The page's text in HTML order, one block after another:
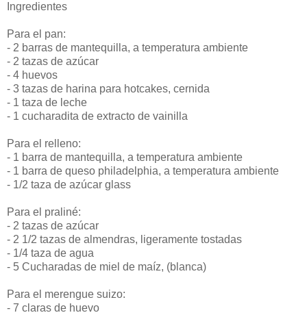
Ingredientes
Para el pan:
- 2 barras de mantequilla, a temperatura ambiente
- 2 tazas de azúcar
- 4 huevos
- 3 tazas de harina para hotcakes, cernida
- 1 taza de leche
- 1 cucharadita de extracto de vainilla
Para el relleno:
- 1 barra de mantequilla, a temperatura ambiente
- 1 barra de queso philadelphia, a temperatura ambiente
- 1/2 taza de azúcar glass
Para el praliné:
- 2 tazas de azúcar
- 2 1/2 tazas de almendras, ligeramente tostadas
- 1/4 taza de agua
- 5 Cucharadas de miel de maíz, (blanca)
Para el merengue suizo:
- 7 claras de huevo